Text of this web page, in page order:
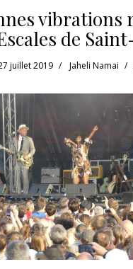
vibrations
de
juillet 2019 Jaheli Namai